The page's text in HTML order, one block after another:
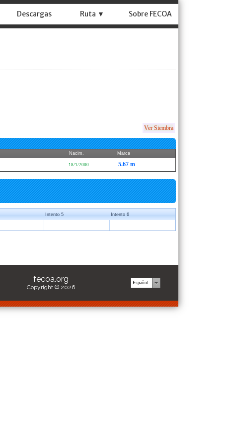
Descargas Ruta ▼ Sobre FECOA
Ver Siembra
Nacim. Marca
18/1/2000 5.67 m
Intento 5 Intento 6
fecoa.org
Copyright © 2026